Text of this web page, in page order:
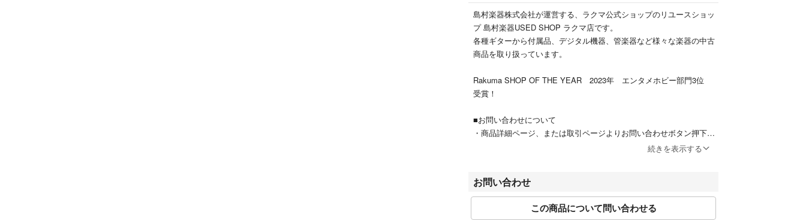
更新は迅速を心掛けておりますが、万一ご注文時に売り切れていた際
は、商品がご用意できない場合がございます。誠に恐れ入りますがご
容赦ください。
商品によって調整等でお届けに2〜3日いただく場合がございます。
◆沖縄への発送に関して
航空輸送をご希望される場合は別途送料をいただきます。
※航空機搭載不可となる規制対象商品（主に液体・スプレー類・磁石
◆転売、営利目的でのご注文に関して
当社サイトは転売や営利目的でのご注文はキャンセル対応をさせてい
応をさせていただきます。
●こちらの商品は店頭でも同時に販売しております。
●店頭や他のサイトでの売却時には商品情報の削除は迅速な対応を心
がけておりますが万が一ご注文後に売切れとなっておりました場合は
島村楽器株式会社が運営する、ラクマ公式ショップのリユースショッ
プ 島村楽器USED SHOP ラクマ店です。
各種ギターから付属品、デジタル機器、管楽器など様々な楽器の中古
商品を取り扱っています。
Rakuma SHOP OF THE YEAR 2023年 エンタメホビー部門3位
受賞！
■お問い合わせについて
・商品詳細ページ、または取引ページよりお問い合わせボタン押下＞
■受付時間：平日10:00～17:00
■定休日：毎週日曜日（2024年1月より）
続きを表示する
お問い合わせ
この商品について問い合わせる